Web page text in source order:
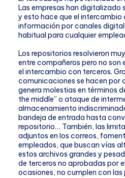
Las empresas han digitalizado
y esto hace que el intercambio
información por canales
habitual para cualquier
Los repositorios resolvieron
entre compañeros pero no son
el intercambio con terceros.
comunicaciones se hacen por
genera molestias en términos
the middle” o ataque de
almacenamiento
bandeja de entrada hasta
repositorio… También, las
adjuntos en los correos,
empleados, que buscan vías
estos archivos grandes y
de terceros no aprobadas por
ocasiones, no cumplen con